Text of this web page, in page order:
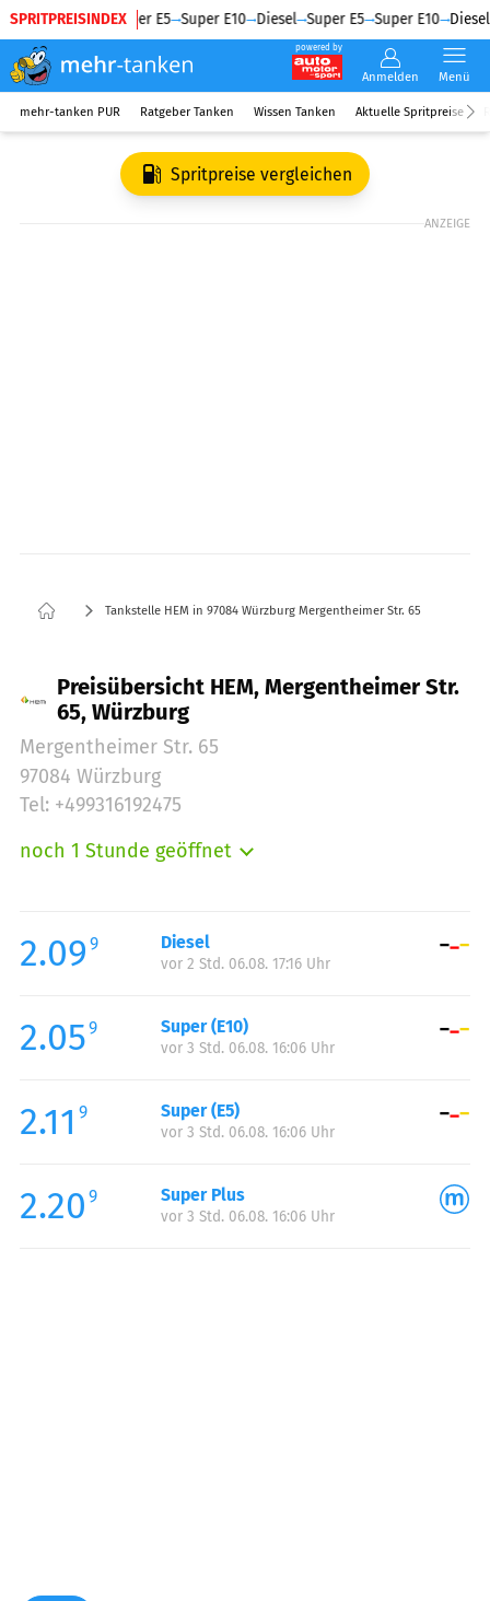
SPRITPREISINDEX
Diesel Super E5 Super E10 Diesel Super E5 Super E10 Diesel
powered by
Anmelden Menü
mehr-tanken PUR Ratgeber Tanken Wissen Tanken Aktuelle Spritpreise
Spritpreise vergleichen
ANZEIGE
Tankstelle HEM in 97084 Würzburg Mergentheimer Str. 65
Preisübersicht HEM, Mergentheimer Str.
65, Würzburg
Mergentheimer Str. 65
97084 Würzburg
Tel: +499316192475
noch 1 Stunde geöffnet
Mittwoch:
06:00-23:00
Donnerstag:
Samstag:
06:00-23:00
Sonntag:
2.09 9 Diesel
vor 2 Std. 06.08. 17:16 Uhr
2.059 Super (E10)
vor 3 Std. 06.08. 16:06 Uhr
2.11 9 Super (E5)
vor 3 Std. 06.08. 16:06 Uhr
2.20 9 Super Plus
vor 3 Std. 06.08. 16:06 Uhr